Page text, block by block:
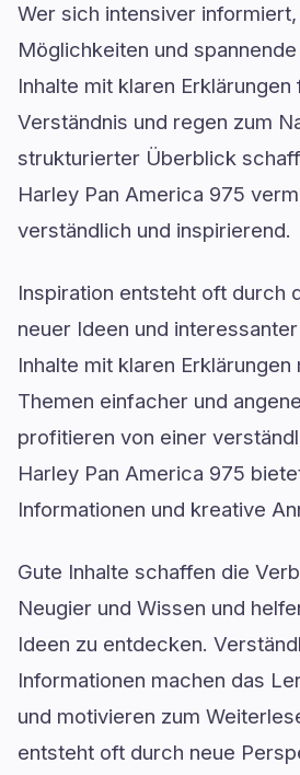
Wer sich intensiver
Möglichkeiten und
Inhalte mit klaren
Verständnis und regen zum
strukturierter Überblick
Harley Pan America 975
verständlich und inspirierend.
Inspiration entsteht oft durch
neuer Ideen und
Inhalte mit klaren
Themen einfacher und
profitieren von einer
Harley Pan America 975
Informationen und kreative
Gute Inhalte schaffen die
Neugier und Wissen und
Ideen zu entdecken.
Informationen machen das
und motivieren zum
entsteht oft durch neue